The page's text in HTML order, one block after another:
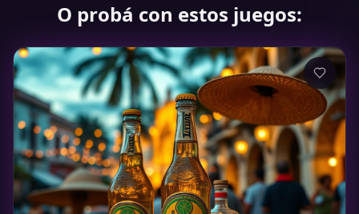
O probá con estos juegos: